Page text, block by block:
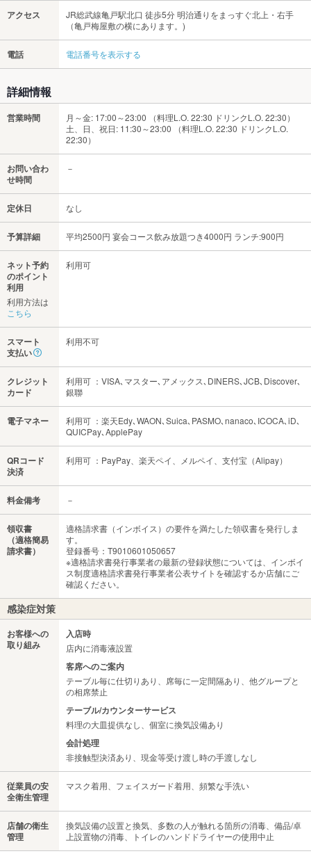
アクセス
JR総武線亀戸駅北口 徒歩5分 明治通りをまっすぐ北上・右手
（亀戸梅屋敷の横にあります。)
電話 電話番号を表示する
詳細情報
営業時間
月～金: 17:00～23:00 （料理L.O. 22:30 ドリンクL.O. 22:30）
土、日、祝日: 11:30～23:00 （料理L.O. 22:30 ドリンクL.O.
22:30）
お問い合わ
せ時間
－
定休日 なし
予算詳細 平均2500円 宴会コース飲み放題つき4000円 ランチ:900円
ネット予約
のポイント
利用
利用方法は
こちら
利用可
スマート
支払い
利用不可
クレジット
カード
利用可 ：VISA､マスター､アメックス､DINERS､JCB､Discover､
銀聯
電子マネー
利用可 ：楽天Edy､WAON､Suica､PASMO､nanaco､ICOCA､iD､
QUICPay､ApplePay
QRコード
決済
利用可 ：PayPay、楽天ペイ、メルペイ、支付宝（Alipay）
料金備考 －
領収書
（適格簡易
請求書）
適格請求書（インボイス）の要件を満たした領収書を発行しま
す。
登録番号：T9010601050657
※適格請求書発行事業者の最新の登録状態については、インボイ
ス制度適格請求書発行事業者公表サイトを確認するか店舗にご
確認ください。
感染症対策
お客様への
取り組み
入店時
店内に消毒液設置
客席へのご案内
テーブル毎に仕切りあり、席毎に一定間隔あり、他グループと
の相席禁止
テーブル/カウンターサービス
料理の大皿提供なし、個室に換気設備あり
会計処理
非接触型決済あり、現金等受け渡し時の手渡しなし
従業員の安
全衛生管理
マスク着用、フェイスガード着用、頻繁な手洗い
店舗の衛生
管理
換気設備の設置と換気、多数の人が触れる箇所の消毒、備品/卓
上設置物の消毒、トイレのハンドドライヤーの使用中止